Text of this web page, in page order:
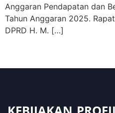
Anggaran Pendapatan dan
Tahun Anggaran 2025.
DPRD H. M. […]